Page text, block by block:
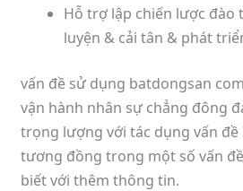
Hỗ trợ lập chiến lược đào
luyện & cải tân & phát
vấn đề sử dụng batdongsan
vận hành nhân sự chẳng đông
trọng lượng với tác dụng vấn
tương đồng trong một số vấn
biết với thêm thông tin.